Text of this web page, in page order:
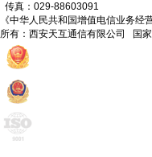
传真：029-88603091
《中华人民共和国增值电信业务经
所有：西安天互通信有限公司 国